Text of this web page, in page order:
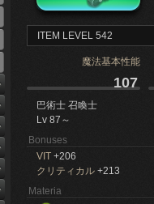
ITEM LEVEL 542
魔法基本性能
107
巴術士 召喚士
Lv 87～
Bonuses
VIT +206
クリティカル +213
Materia